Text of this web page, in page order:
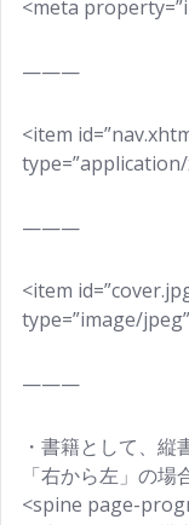
<meta
———
<item
———
<item
type=”image/
———
・書籍として、
「右から左」の場
<spine page-